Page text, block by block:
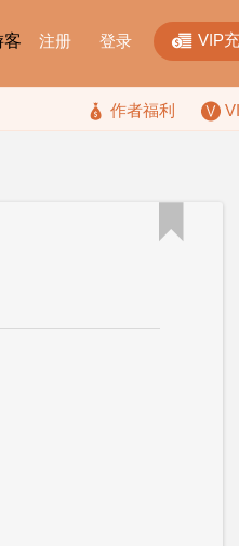
客 注册 登录  VIP
 作者福利
